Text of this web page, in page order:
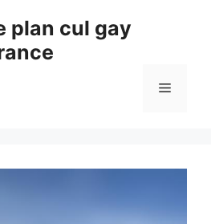
plan cul gay
Menu